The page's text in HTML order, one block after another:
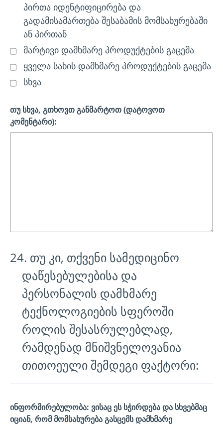
პირთა იდენტიფიცირება და
გადამისამართება შესაბამის მომსახურებაში
ან პირთან
მარტივი დამხმარე პროდუქტების გაცემა
ყველა სახის დამხმარე პროდუქტების გაცემა
სხვა
თუ სხვა, გთხოვთ განმარტოთ (დატოვოთ
კომენტარი):
24. თუ კი, თქვენი სამედიცინო
დაწესებულებისა და
პერსონალის დამხმარე
ტექნოლოგიების სფეროში
როლის შესასრულებლად,
რამდენად მნიშვნელოვანია
თითოეული შემდეგი ფაქტორი:
ინფორმირებულობა: ვისაც ეს სჭირდება და სხვებმაც
იციან, რომ მომსახურება გასცემს დამხმარე